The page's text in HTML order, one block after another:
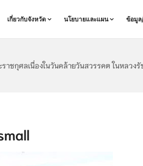
เกี่ยวกับจังหวัด นโยบายและแผน ข้อมูล
ชกุศลเนื่องในวันคล้ายวันสวรรคต ในหลวง